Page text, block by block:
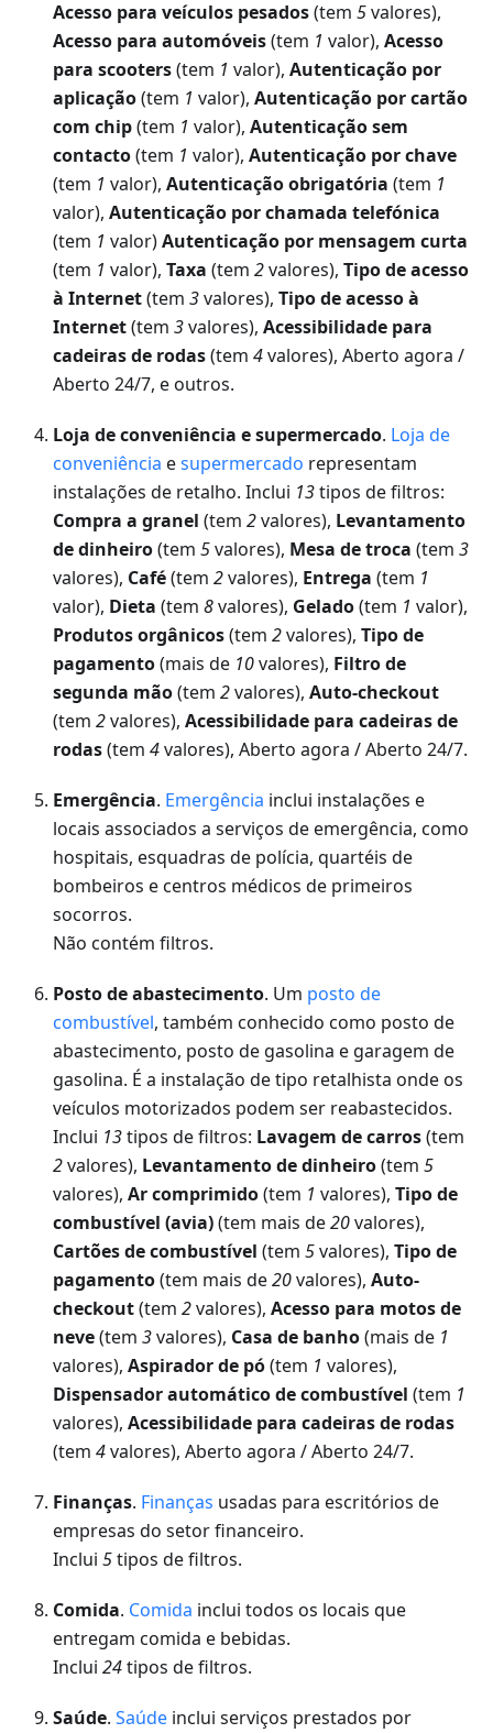
Acesso para veículos pesados(tem 5valores),
Acesso para automóveis(tem 1 valor), Acesso
para scooters(tem 1 valor), Autenticação por
aplicação(tem 1 valor), Autenticação por cartão
com chip(tem 1 valor), Autenticação sem
contacto(tem 1 valor), Autenticação por chave
(tem 1 valor), Autenticação obrigatória (tem 1
valor), Autenticação por chamada telefónica
(tem 1 valor)Autenticação por mensagem curta
(tem 1 valor), Taxa (tem 2valores), Tipo de acesso
à Internet(tem 3valores), Tipo de acesso à
Internet(tem 3valores), Acessibilidade para
cadeiras de rodas(tem 4valores), Aberto agora /
Aberto 24/7, e outros.
Loja de conveniência e supermercado. Loja de
conveniência esupermercado representam
instalações de retalho. Inclui 13tipos de filtros:
Compra a granel (tem 2valores), Levantamento
de dinheiro(tem 5valores), Mesa de troca (tem 3
valores), Café(tem 2valores), Entrega (tem 1
valor), Dieta (tem 8valores), Gelado(tem 1 valor),
Produtos orgânicos(tem 2valores), Tipo de
pagamento(mais de 10valores), Filtro de
segunda mão(tem 2valores), Auto-checkout
(tem 2valores), Acessibilidade para cadeiras de
rodas(tem 4valores), Aberto agora / Aberto 24/7.
Emergência. Emergência inclui instalações e
locais associados a serviços de emergência, como
hospitais, esquadras de polícia, quartéis de
bombeiros e centros médicos de primeiros
socorros.
Não contém filtros.
Posto de abastecimento. Um posto de
combustível, também conhecido como posto de
abastecimento, posto de gasolina e garagem de
gasolina. É a instalação de tipo retalhista onde os
veículos motorizados podem ser reabastecidos.
Inclui 13tipos de filtros: Lavagem de carros(tem
2valores), Levantamento de dinheiro(tem 5
valores), Ar comprimido(tem 1 valores), Tipo de
combustível (avia)(tem mais de20valores),
Cartões de combustível (tem 5valores), Tipo de
pagamento(tem mais de20valores), Auto-
checkout(tem 2valores), Acesso para motos de
neve(tem 3valores), Casa de banho(mais de 1
valores), Aspirador de pó(tem 1 valores),
Dispensador automático de combustível (tem 1
valores), Acessibilidade para cadeiras de rodas
(tem 4valores), Aberto agora / Aberto 24/7.
Finanças. Finanças usadas para escritórios de
empresas do setor financeiro.
Inclui 5tipos de filtros.
Comida. Comida inclui todos os locais que
entregam comida e bebidas.
Inclui 24tipos de filtros.
Saúde. Saúde inclui serviços prestados por